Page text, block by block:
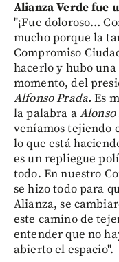
Alianza Verde fue
"¡Fue doloroso…
mucho porque la
Compromiso
hacerlo y hubo
momento, del
Alfonso Prada.Es
la palabra aAlonso
veníamos tejiendo
lo que está
es un repliegue
todo. En nuestro
se hizo todo para
Alianza, se
este camino de
entender que no
abierto el espacio".